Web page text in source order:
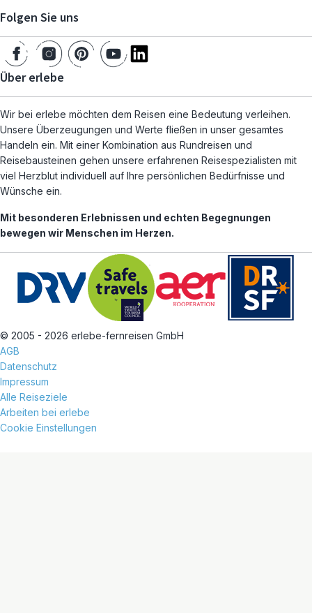
Folgen Sie uns
Über erlebe
Wir bei erlebe möchten dem Reisen eine Bedeutung verleihen.
Unsere Überzeugungen und Werte fließen in unser gesamtes
Handeln ein. Mit einer Kombination aus Rundreisen und
Reisebausteinen gehen unsere erfahrenen Reisespezialisten mit
viel Herzblut individuell auf Ihre persönlichen Bedürfnisse und
Wünsche ein.
Mit besonderen Erlebnissen und echten Begegnungen
bewegen wir Menschen im Herzen.
© 2005 - 2026 erlebe-fernreisen GmbH
AGB
Datenschutz
Impressum
Alle Reiseziele
Arbeiten bei erlebe
Cookie Einstellungen